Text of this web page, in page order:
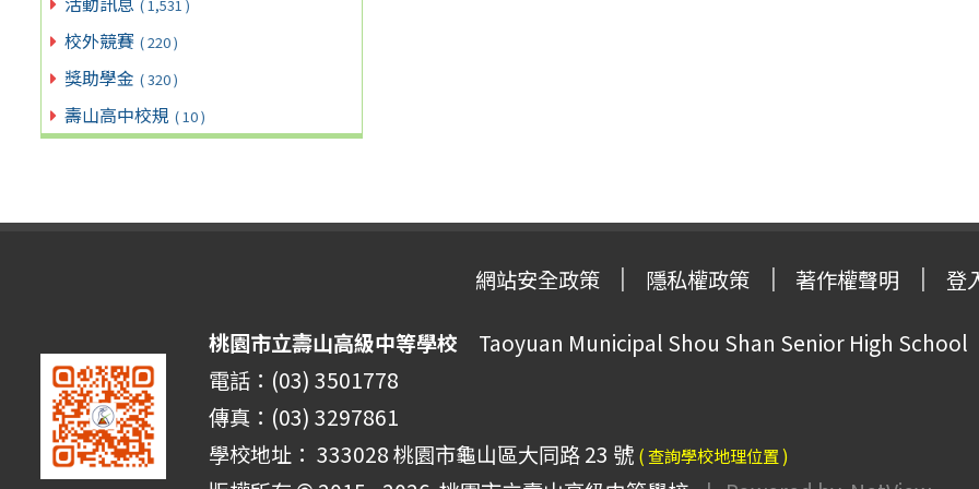
( 1,531 )
校外競賽 ( 220 )
獎助學金 ( 320 )
壽山高中校規 ( 10 )
網站安全政策 隱私權政策 著作權聲明 登
桃園市立壽山高級中等學校 Taoyuan Municipal Shou Shan Senior High School
電話：(03) 3501778
傳真：(03) 3297861
學校地址： 333028 桃園市龜山區大同路 23 號 ( 查詢學校地理位置 )